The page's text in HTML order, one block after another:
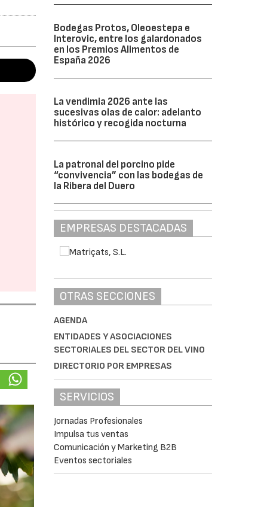
Bodegas Protos, Oleoestepa e
Interovic, entre los galardonados
en los Premios Alimentos de
España 2026
La vendimia 2026 ante las
sucesivas olas de calor: adelanto
histórico y recogida nocturna
La patronal del porcino pide
“convivencia” con las bodegas de
la Ribera del Duero
EMPRESAS DESTACADAS
OTRAS SECCIONES
AGENDA
ENTIDADES Y ASOCIACIONES
SECTORIALES DEL SECTOR DEL VINO
DIRECTORIO POR EMPRESAS
SERVICIOS
Jornadas Profesionales
Impulsa tus ventas
Comunicación y Marketing B2B
Eventos sectoriales